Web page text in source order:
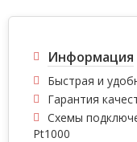
Информация
Быстрая и
Гарантия
Схемы
Pt1000